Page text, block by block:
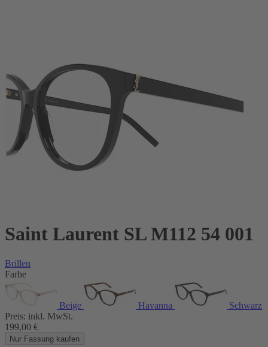
Saint Laurent SL M112 54 001
Brillen
Farbe
Beige Havanna
Schwarz
Preis: inkl. MwSt.
199,00 €
Nur Fassung kaufen